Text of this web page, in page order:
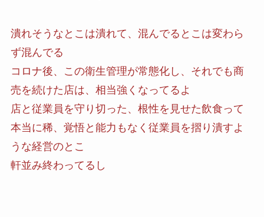
潰れそうなとこは潰れて、混んでるとこは変わら
ず混んでる
コロナ後、この衛生管理が常態化し、それでも商
売を続けた店は、相当強くなってるよ
店と従業員を守り切った、根性を見せた飲食って
本当に稀、覚悟と能力もなく従業員を摺り潰すよ
うな経営のとこ
軒並み終わってるし